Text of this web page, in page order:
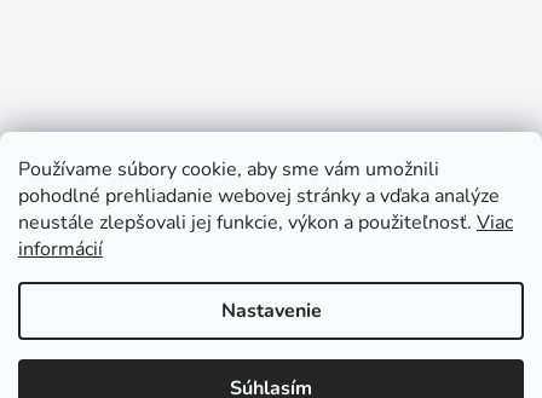
Používame súbory cookie, aby sme vám umožnili
pohodlné prehliadanie webovej stránky a vďaka analýze
neustále zlepšovali jej funkcie, výkon a použiteľnosť. Viac
informácií
Nastavenie
Súhlasím
Sledovať na Instagrame